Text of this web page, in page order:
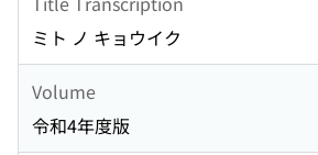
ミト ノ キョウイク
Volume
令和4年度版